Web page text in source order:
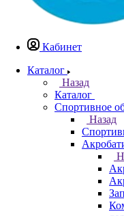
Кабинет
Каталог
Назад
Каталог
Спортивное
Назад